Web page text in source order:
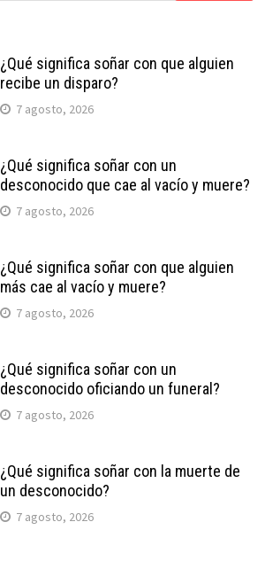
¿Qué significa soñar con que alguien
recibe un disparo?
7 agosto, 2026
¿Qué significa soñar con un
desconocido que cae al vacío y muere?
7 agosto, 2026
¿Qué significa soñar con que alguien
más cae al vacío y muere?
7 agosto, 2026
¿Qué significa soñar con un
desconocido oficiando un funeral?
7 agosto, 2026
¿Qué significa soñar con la muerte de
un desconocido?
7 agosto, 2026